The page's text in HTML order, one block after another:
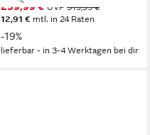
259,99 € UVP 319,99 €
12,91 € mtl. in 24 Raten
-19%
lieferbar - in 3-4 Werktagen bei dir